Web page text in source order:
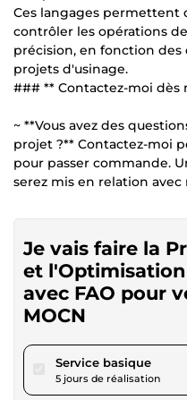
Ces langages permettent
contrôler les opérations
précision, en fonction des
projets d'usinage.
### ** Contactez-moi dès
~ **Vous avez des
projet ?** Contactez-moi
pour passer commande.
serez mis en relation
Je vais faire la
et
avec FAO pour
MOCN
Service basiquepour
5 jours de réalisation